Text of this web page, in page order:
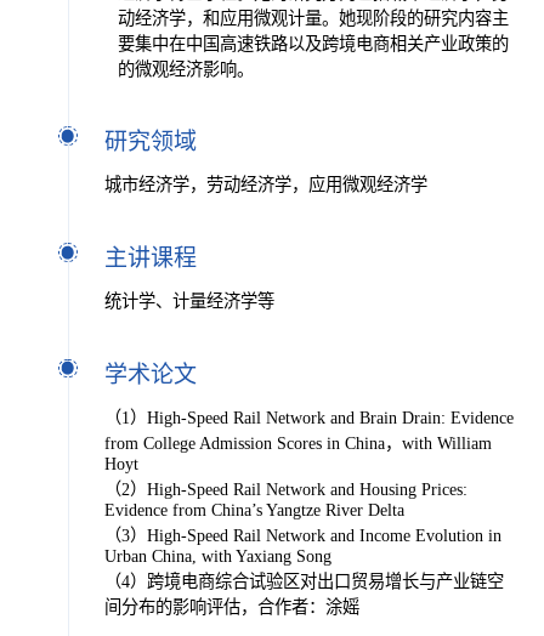
动经济学，和应用微观计量。她现阶段的研究内容主
要集中在中国高速铁路以及跨境电商相关产业政策的
的微观经济影响。
研究领域
城市经济学，劳动经济学，应用微观经济学
主讲课程
统计学、计量经济学等
学术论文
（1）High-Speed Rail Network and Brain Drain: Evidence
from College Admission Scores in China，with William
Hoyt
（2）High-Speed Rail Network and Housing Prices:
Evidence from China’s Yangtze River Delta
（3）High-Speed Rail Network and Income Evolution in
Urban China, with Yaxiang Song
（4）跨境电商综合试验区对出口贸易增长与产业链空
间分布的影响评估，合作者：涂媱